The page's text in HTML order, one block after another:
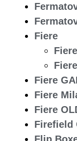
Fiere
Fiere
Fiere
Fiere
Firefield
Flip